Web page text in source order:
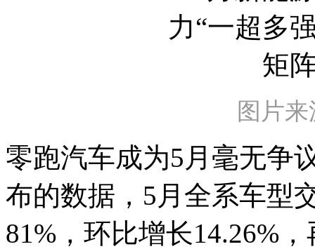
图片
零跑汽车成为5月毫无争
布的数据，5月全系车型
81%，环比增长14.26%